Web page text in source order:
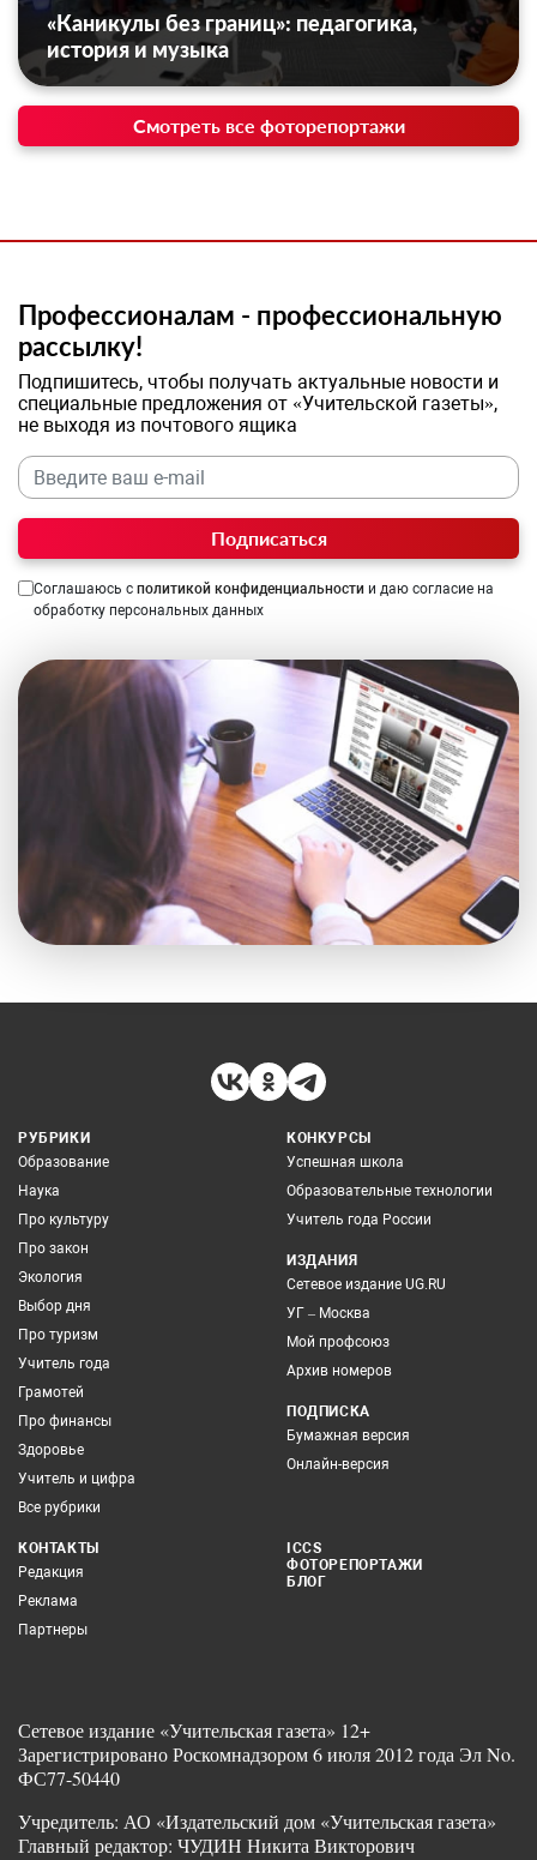
«Каникулы без границ»: педагогика,
история и музыка
Смотреть все фоторепортажи
Профессионалам - профессиональную
рассылку!
Подпишитесь, чтобы получать актуальные новости и
специальные предложения от «Учительской газеты»,
не выходя из почтового ящика
Подписаться
Соглашаюсь с политикой конфиденциальности и даю согласие на
обработку персональных данных
РУБРИКИ
Образование
Наука
Про культуру
Про закон
Экология
Выбор дня
Про туризм
Учитель года
Грамотей
Про финансы
Здоровье
Учитель и цифра
Все рубрики
КОНКУРСЫ
Успешная школа
Образовательные технологии
Учитель года России
ИЗДАНИЯ
Сетевое издание UG.RU
УГ – Москва
Мой профсоюз
Архив номеров
ПОДПИСКА
Бумажная версия
Онлайн-версия
КОНТАКТЫ
Редакция
Реклама
Партнеры
ICCS
ФОТОРЕПОРТАЖИ
БЛОГ
Сетевое издание «Учительская газета» 12+
Зарегистрировано Роскомнадзором 6 июля 2012 года Эл No.
ФС77-50440
Учредитель: АО «Издательский дом «Учительская газета»
Главный редактор: ЧУДИН Никита Викторович